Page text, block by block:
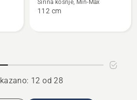
Širina košnje, Min-Max
112 cm
12 od 28